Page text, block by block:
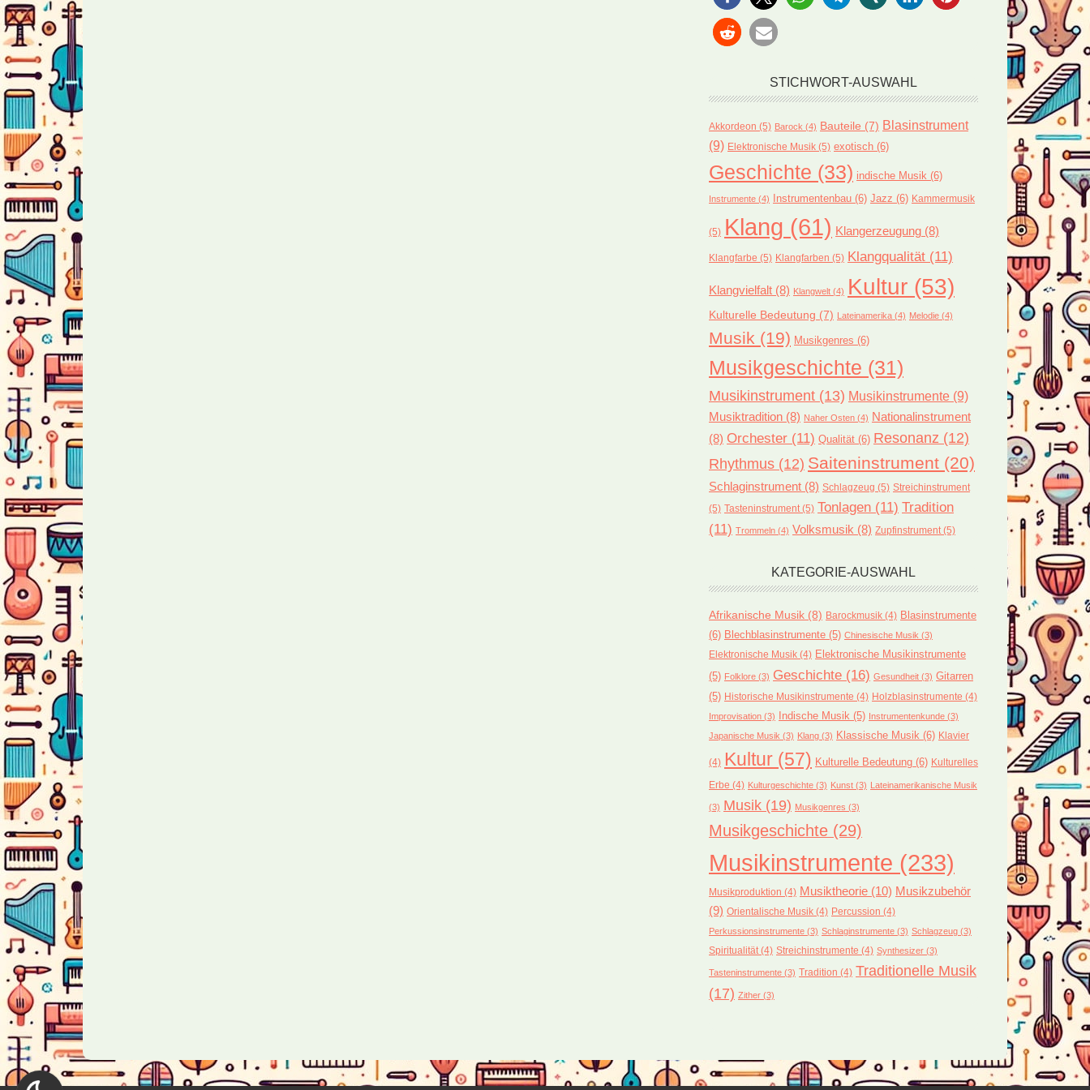
STICHWORT-AUSWAHL
Akkordeon (5) Barock (4) Bauteile (7) Blasinstrument
(9) Elektronische Musik (5) exotisch (6)
Geschichte (33) indische Musik (6)
Instrumente (4) Instrumentenbau (6) Jazz (6) Kammermusik
(5) Klang (61) Klangerzeugung (8)
Klangfarbe (5) Klangfarben (5) Klangqualität (11)
Klangvielfalt (8) Klangwelt (4) Kultur (53)
Kulturelle Bedeutung (7) Lateinamerika (4) Melodie (4)
Musik (19) Musikgenres (6)
Musikgeschichte (31)
Musikinstrument (13) Musikinstrumente (9)
Musiktradition (8) Naher Osten (4) Nationalinstrument
(8) Orchester (11) Qualität (6) Resonanz (12)
Rhythmus (12) Saiteninstrument (20)
Schlaginstrument (8) Schlagzeug (5) Streichinstrument
(5) Tasteninstrument(5) Tonlagen (11) Tradition
(11) Trommeln (4) Volksmusik (8) Zupfinstrument(5)
KATEGORIE-AUSWAHL
Afrikanische Musik (8) Barockmusik (4) Blasinstrumente
(6) Blechblasinstrumente (5) Chinesische Musik (3)
Elektronische Musik (4) Elektronische Musikinstrumente
(5) Folklore (3) Geschichte (16) Gesundheit (3) Gitarren
(5) Historische Musikinstrumente (4) Holzblasinstrumente (4)
Improvisation (3) Indische Musik (5) Instrumentenkunde (3)
Japanische Musik (3) Klang (3) Klassische Musik (6) Klavier
(4) Kultur (57) Kulturelle Bedeutung (6) Kulturelles
Erbe (4) Kulturgeschichte (3) Kunst (3) Lateinamerikanische Musik
(3) Musik (19) Musikgenres (3)
Musikgeschichte (29)
Musikinstrumente (233)
Musikproduktion (4) Musiktheorie (10) Musikzubehör
(9) Orientalische Musik (4) Percussion (4)
Perkussionsinstrumente (3) Schlaginstrumente (3) Schlagzeug (3)
Spiritualität (4) Streichinstrumente (4) Synthesizer (3)
Tasteninstrumente (3) Tradition (4) Traditionelle Musik
(17) Zither (3)